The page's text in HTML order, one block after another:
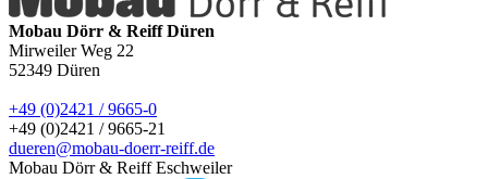
Mobau Dörr & Reiff Düren
Mirweiler Weg 22
52349 Düren
+49 (0)2421 / 9665-0
+49 (0)2421 / 9665-21
dueren@mobau-doerr-reiff.de
Mobau Dörr & Reiff Eschweiler